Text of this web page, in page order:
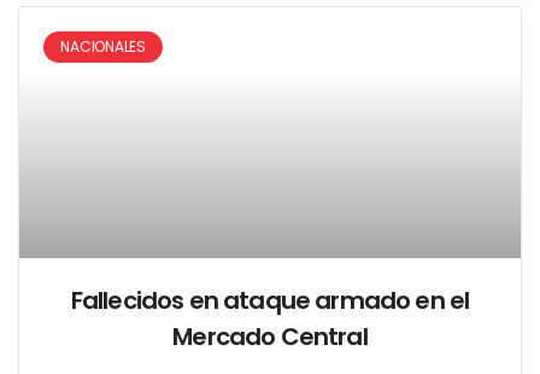
NACIONALES
Fallecidos en ataque armado en el
Mercado Central